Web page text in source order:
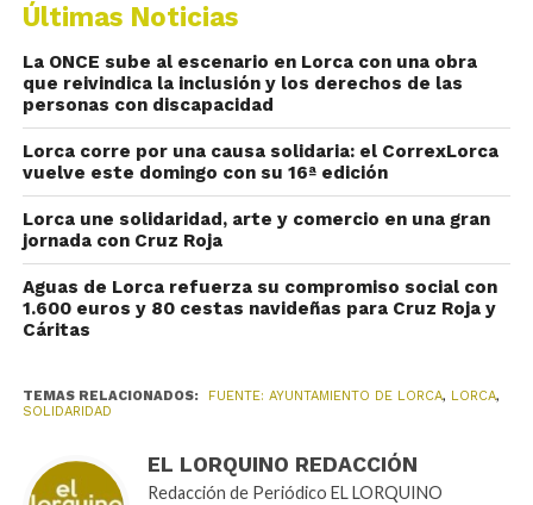
Últimas Noticias
La ONCE sube al escenario en Lorca con una obra
que reivindica la inclusión y los derechos de las
personas con discapacidad
Lorca corre por una causa solidaria: el CorrexLorca
vuelve este domingo con su 16ª edición
Lorca une solidaridad, arte y comercio en una gran
jornada con Cruz Roja
Aguas de Lorca refuerza su compromiso social con
1.600 euros y 80 cestas navideñas para Cruz Roja y
Cáritas
TEMAS RELACIONADOS: FUENTE: AYUNTAMIENTO DE LORCA, LORCA,
SOLIDARIDAD
EL LORQUINO REDACCIÓN
Redacción de Periódico EL LORQUINO